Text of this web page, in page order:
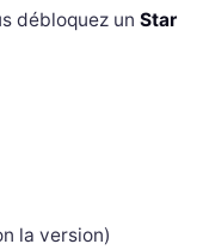
débloquez un Star
la version)